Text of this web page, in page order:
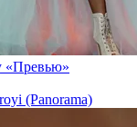
«Превью»
(Panorama)